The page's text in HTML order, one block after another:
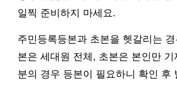
일찍 준비하지 마세요.
주민등록등본과 초본을 헷갈리는
본은 세대원 전체, 초본은 본인만
분의 경우 등본이 필요하니 확인 후